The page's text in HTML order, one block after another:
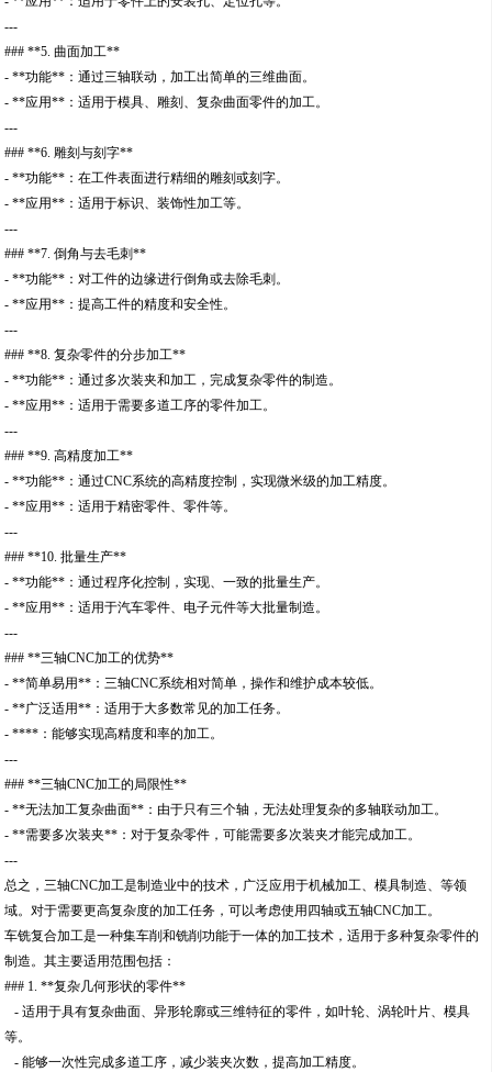
---
### **5. 曲面加工**
- **功能**：通过三轴联动，加工出简单的三维曲面。
- **应用**：适用于模具、雕刻、复杂曲面零件的加工。
---
### **6. 雕刻与刻字**
- **功能**：在工件表面进行精细的雕刻或刻字。
- **应用**：适用于标识、装饰性加工等。
---
### **7. 倒角与去毛刺**
- **功能**：对工件的边缘进行倒角或去除毛刺。
- **应用**：提高工件的精度和安全性。
---
### **8. 复杂零件的分步加工**
- **功能**：通过多次装夹和加工，完成复杂零件的制造。
- **应用**：适用于需要多道工序的零件加工。
---
### **9. 高精度加工**
- **功能**：通过CNC系统的高精度控制，实现微米级的加工精度。
- **应用**：适用于精密零件、零件等。
---
### **10. 批量生产**
- **功能**：通过程序化控制，实现、一致的批量生产。
- **应用**：适用于汽车零件、电子元件等大批量制造。
---
### **三轴CNC加工的优势**
- **简单易用**：三轴CNC系统相对简单，操作和维护成本较低。
- **广泛适用**：适用于大多数常见的加工任务。
- ****：能够实现高精度和率的加工。
---
### **三轴CNC加工的局限性**
- **无法加工复杂曲面**：由于只有三个轴，无法处理复杂的多轴联动加工。
- **需要多次装夹**：对于复杂零件，可能需要多次装夹才能完成加工。
---
总之，三轴CNC加工是制造业中的技术，广泛应用于机械加工、模具制造、等领
域。对于需要更高复杂度的加工任务，可以考虑使用四轴或五轴CNC加工。
车铣复合加工是一种集车削和铣削功能于一体的加工技术，适用于多种复杂零件的
制造。其主要适用范围包括：
### 1. **复杂几何形状的零件**
- 适用于具有复杂曲面、异形轮廓或三维特征的零件，如叶轮、涡轮叶片、模具
等。
- 能够一次性完成多道工序，减少装夹次数，提高加工精度。